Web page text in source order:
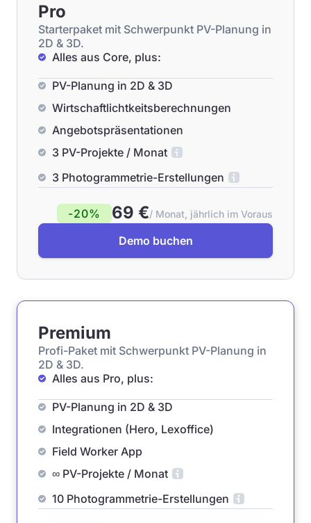
Pro
Starterpaket mit Schwerpunkt PV-Planung in
2D & 3D.
Alles aus Core, plus:
PV-Planung in 2D & 3D
Wirtschaftlichtkeitsberechnungen
Angebotspräsentationen
3 PV-Projekte / Monat
3 Photogrammetrie-Erstellungen
-20% 69 €/ Monat, jährlich im Voraus
Demo buchen
Premium
Profi-Paket mit Schwerpunkt PV-Planung in
2D & 3D.
Alles aus Pro, plus:
PV-Planung in 2D & 3D
Integrationen (Hero, Lexoffice)
Field Worker App
∞ PV-Projekte / Monat
10 Photogrammetrie-Erstellungen